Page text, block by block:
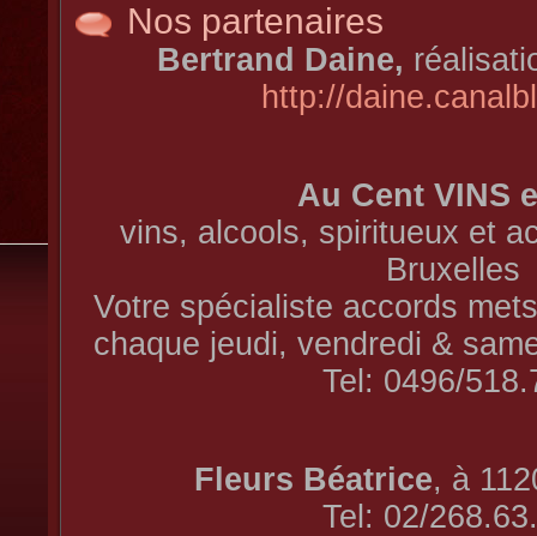
Nos partenaires
Bertrand Daine,
http://
Au Cent VINS
vins, alcools, spiritueux et
Bruxelles
Votre spécialiste accords
chaque jeudi, vendredi &
Tel: 0496/
Fleurs Béatrice, à
Tel: 02/